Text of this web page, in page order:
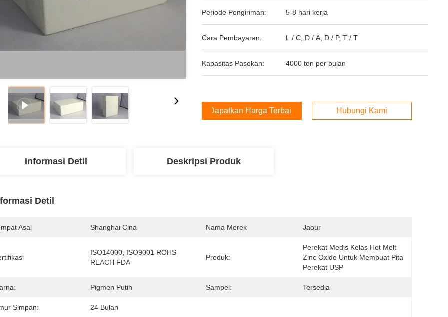
Periode Pengiriman: 5-8 hari kerja
Cara Pembayaran: L / C, D / A, D / P, T / T
Kapasitas Pasokan: 4000 ton per bulan
Dapatkan Harga Terbaik Hubungi Kami
Informasi Detil Deskripsi Produk
Detil
Asal Shanghai Cina Nama Merek Jaour
ISO14000, ISO9001 ROHS
REACH FDA
Produk:
Perekat Medis Kelas Hot Melt
Zinc Oxide Untuk Membuat Pita
Perekat USP
Pigmen Putih Sampel: Tersedia
Simpan: 24 Bulan